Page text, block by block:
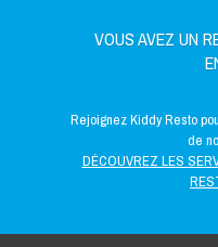
VOUS AVEZ UN
Rejoignez Kiddy Resto
de
DÉCOUVREZ LES